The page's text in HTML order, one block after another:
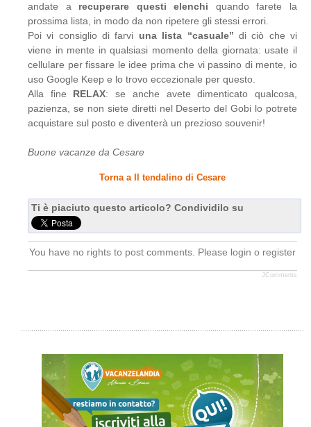
andate a recuperare questi elenchi quando farete la
prossima lista, in modo da non ripetere gli stessi errori.
Poi vi consiglio di farvi una lista “casuale” di ciò che vi
viene in mente in qualsiasi momento della giornata: usate il
cellulare per fissare le idee prima che vi passino di mente, io
uso Google Keep e lo trovo eccezionale per questo.
Alla fine RELAX: se anche avete dimenticato qualcosa,
pazienza, se non siete diretti nel Deserto del Gobi lo potrete
acquistare sul posto e diventerà un prezioso souvenir!
Buone vacanze da Cesare
Torna a Il tendalino di Cesare
Ti è piaciuto questo articolo? Condividilo su
You have no rights to post comments. Please login o register
JComments